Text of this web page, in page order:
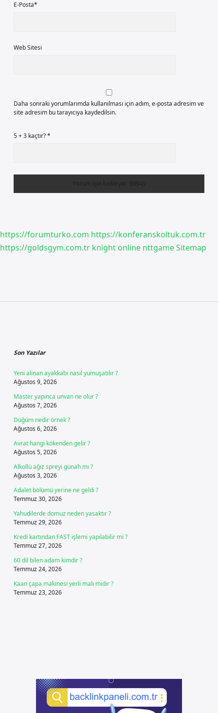
E-Posta*
Web Sitesi
Daha sonraki yorumlarımda kullanılması için adım, e-posta adresim ve
site adresim bu tarayıcıya kaydedilsin.
5 + 3 kaçtır?*
https://forumturko.com https://konferanskoltuk.com.tr
https://goldsgym.com.tr knight online nttgameSitemap
Son Yazılar
Yeni alınan ayakkabı nasıl yumuşatılır ?
Ağustos 9, 2026
Master yapınca unvan ne olur ?
Ağustos 7, 2026
Düğüm nedir örnek ?
Ağustos 6, 2026
Avrat hangi kökenden gelir ?
Ağustos 5, 2026
Alkollü ağız spreyi günah mı ?
Ağustos 3, 2026
Adalet bölümü yerine ne geldi ?
Temmuz 30, 2026
Yahudilerde domuz neden yasaktır ?
Temmuz 29, 2026
Kredi kartından FAST işlemi yapılabilir mi ?
Temmuz 27, 2026
60 dil bilen adam kimdir ?
Temmuz 24, 2026
Kaan çapa makinesi yerli malı mıdır ?
Temmuz 23, 2026